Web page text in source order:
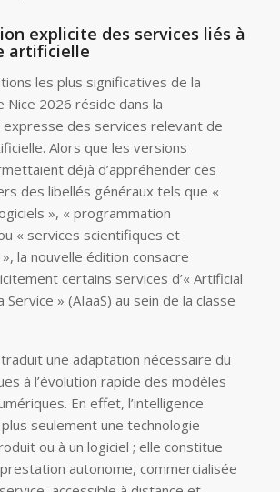
explicite des services liés à
artificielle
les plus significatives de la
Nice 2026 réside dans la
expresse des services relevant de
Alors que les versions
déjà d’appréhender ces
des libellés généraux tels que «
», « programmation
« services scientifiques et
la nouvelle édition consacre
certains services d’« Artificial
Service » (AIaaS) au sein de la classe
une adaptation nécessaire du
à l’évolution rapide des modèles
En effet, l’intelligence
seulement une technologie
ou à un logiciel ; elle constitue
autonome, commercialisée